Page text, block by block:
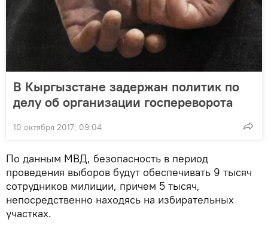
В Кыргызстане задержан политик по
делу об организации госпереворота
10 октября 2017, 09:04
По данным МВД, безопасность в период
проведения выборов будут обеспечивать 9 тысяч
сотрудников милиции, причем 5 тысяч,
непосредственно находясь на избирательных
участках.